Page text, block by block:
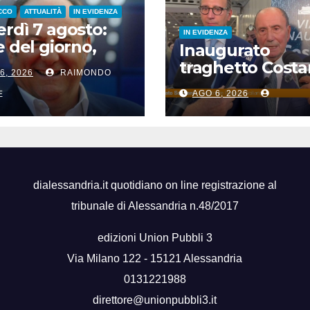
ATTUALITÀ IN EVIDENZA
7 agosto:
del giorno,
del giorno, nati
accadde
2026 RAIMONDO
IN EVIDENZA
Inaugurato
traghetto
di Sicilia,
“Mantenuto
impegni presi”
AGO 6, 2026
dialessandria.it quotidiano on line registrazione al
tribunale di Alessandria n.48/2017
edizioni Union Pubbli 3
Via Milano 122 - 15121 Alessandria
0131221988
direttore@unionpubbli3.it